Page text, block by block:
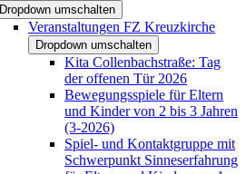
Dropdown umschalten
Veranstaltungen FZ Kreuzkirche
Dropdown umschalten
Kita Collenbachstraße: Tag
der offenen Tür 2026
Bewegungsspiele für Eltern
und Kinder von 2 bis 3 Jahren
(3-2026)
Spiel- und Kontaktgruppe mit
Schwerpunkt Sinneserfahrung